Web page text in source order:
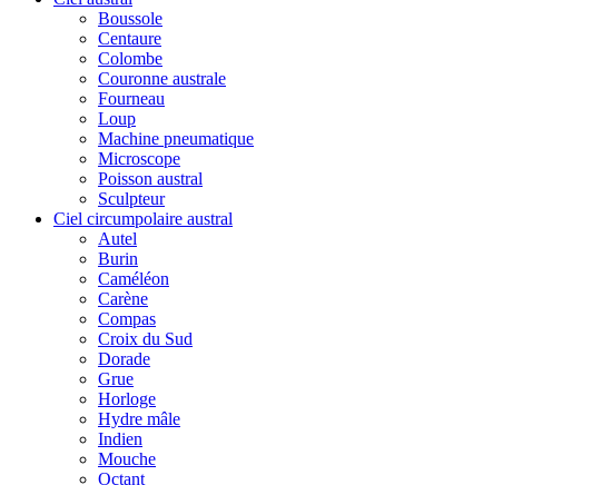
Boussole
Centaure
Colombe
Couronne australe
Fourneau
Loup
Machine pneumatique
Microscope
Poisson austral
Sculpteur
Ciel circumpolaire austral
Autel
Burin
Caméléon
Carène
Compas
Croix du Sud
Dorade
Grue
Horloge
Hydre mâle
Indien
Mouche
Octant